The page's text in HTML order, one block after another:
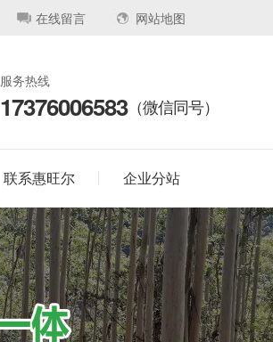
在线留言 网站地图
服务热线
17376006583（微信同号）
联系惠旺尔 企业分站